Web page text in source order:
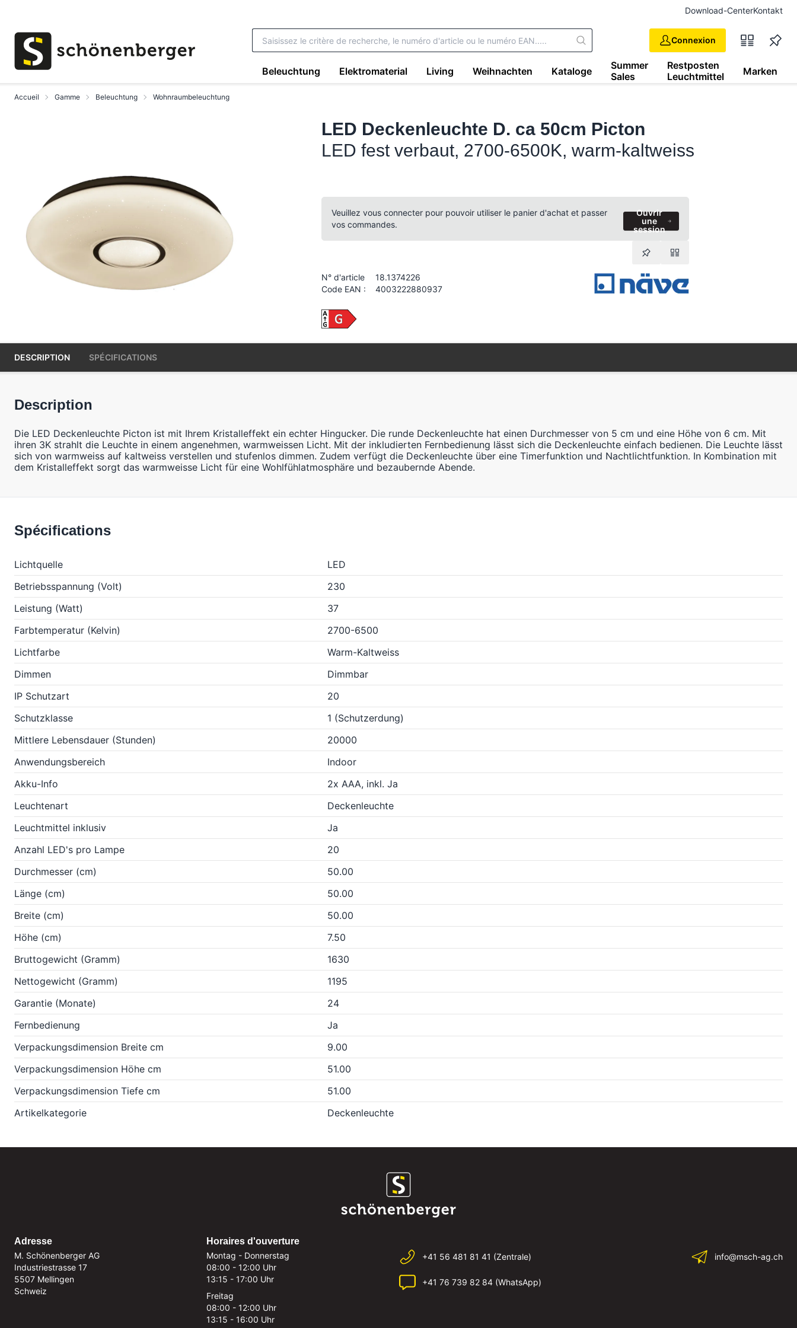
Download-CenterKontakt
Connexion
Beleuchtung Elektromaterial Living Weihnachten Kataloge
Summer
Sales
Restposten
Leuchtmittel
Marken
Accueil Gamme Beleuchtung Wohnraumbeleuchtung
LED Deckenleuchte D. ca 50cm Picton
LED fest verbaut, 2700-6500K, warm-kaltweiss
Veuillez vous connecter pour pouvoir utiliser le panier d'achat et passer
vos commandes.
Ouvrir
une
session
N° d'article
18.1374226
Code EAN :
4003222880937
DESCRIPTION SPÉCIFICATIONS
Description
Die LED Deckenleuchte Picton ist mit Ihrem Kristalleffekt ein echter Hingucker. Die runde Deckenleuchte hat einen Durchmesser von 5 cm und eine Höhe von 6 cm. Mit
ihren 3K strahlt die Leuchte in einem angenehmen, warmweissen Licht. Mit der inkludierten Fernbedienung lässt sich die Deckenleuchte einfach bedienen. Die Leuchte lässt
sich von warmweiss auf kaltweiss verstellen und stufenlos dimmen. Zudem verfügt die Deckenleuchte über eine Timerfunktion und Nachtlichtfunktion. In Kombination mit
dem Kristalleffekt sorgt das warmweisse Licht für eine Wohlfühlatmosphäre und bezaubernde Abende.
Spécifications
Lichtquelle
LED
Betriebsspannung (Volt)
230
Leistung (Watt)
37
Farbtemperatur (Kelvin)
2700-6500
Lichtfarbe
Warm-Kaltweiss
Dimmen
Dimmbar
IP Schutzart
20
Schutzklasse
1 (Schutzerdung)
Mittlere Lebensdauer (Stunden)
20000
Anwendungsbereich
Indoor
Akku-Info
2x AAA, inkl. Ja
Leuchtenart
Deckenleuchte
Leuchtmittel inklusiv
Ja
Anzahl LED's pro Lampe
20
Durchmesser (cm)
50.00
Länge (cm)
50.00
Breite (cm)
50.00
Höhe (cm)
7.50
Bruttogewicht (Gramm)
1630
Nettogewicht (Gramm)
1195
Garantie (Monate)
24
Fernbedienung
Ja
Verpackungsdimension Breite cm
9.00
Verpackungsdimension Höhe cm
51.00
Verpackungsdimension Tiefe cm
51.00
Artikelkategorie
Deckenleuchte
Adresse
M. Schönenberger AG
Industriestrasse 17
5507 Mellingen
Schweiz
Horaires d'ouverture
Montag - Donnerstag
08:00 - 12:00 Uhr
13:15 - 17:00 Uhr
Freitag
08:00 - 12:00 Uhr
13:15 - 16:00 Uhr
+41 56 481 81 41 (Zentrale)
+41 76 739 82 84 (WhatsApp)
info@msch-ag.ch